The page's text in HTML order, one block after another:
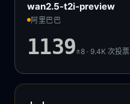
wan2.5-t2i-preview
阿里巴巴
1139±8 · 9.4K次投票